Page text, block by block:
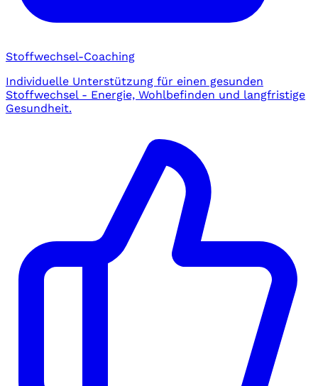
Stoffwechsel-Coaching
Individuelle Unterstützung für einen gesunden
Stoffwechsel - Energie, Wohlbefinden und langfristige
Gesundheit.